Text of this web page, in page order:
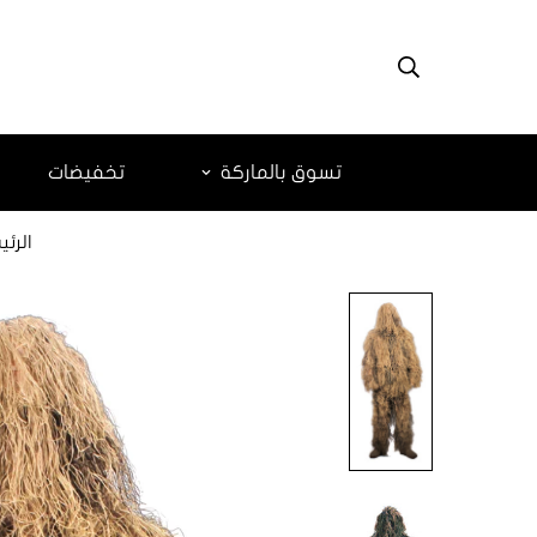
تسوق بالماركة تخفيضات